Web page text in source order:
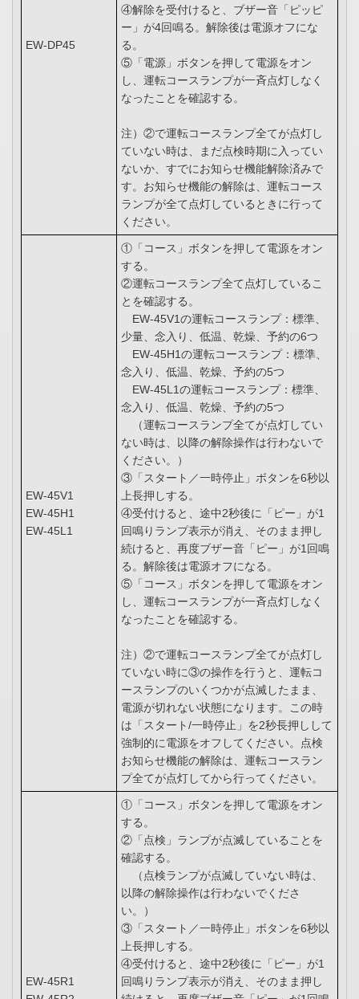
EW-DP45
④解除を受付けると、ブザー音「ピッピ
ー」が4回鳴る。解除後は電源オフにな
る。
⑤「電源」ボタンを押して電源をオン
し、運転コースランプが一斉点灯しなく
なったことを確認する。
注）②で運転コースランプ全てが点灯し
ていない時は、まだ点検時期に入ってい
ないか、すでにお知らせ機能解除済みで
す。お知らせ機能の解除は、運転コース
ランプが全て点灯しているときに行って
ください。
EW-45V1
EW-45H1
EW-45L1
①「コース」ボタンを押して電源をオン
する。
②運転コースランプ全て点灯しているこ
とを確認する。
EW-45V1の運転コースランプ：標準、
少量、念入り、低温、乾燥、予約の6つ
EW-45H1の運転コースランプ：標準、
念入り、低温、乾燥、予約の5つ
EW-45L1の運転コースランプ：標準、
念入り、低温、乾燥、予約の5つ
（運転コースランプ全てが点灯してい
ない時は、以降の解除操作は行わないで
ください。）
③「スタート／一時停止」ボタンを6秒以
上長押しする。
④受付けると、途中2秒後に「ピー」が1
回鳴りランプ表示が消え、そのまま押し
続けると、再度ブザー音「ピー」が1回鳴
る。解除後は電源オフになる。
⑤「コース」ボタンを押して電源をオン
し、運転コースランプが一斉点灯しなく
なったことを確認する。
注）②で運転コースランプ全てが点灯し
ていない時に③の操作を行うと、運転コ
ースランプのいくつかが点滅したまま、
電源が切れない状態になります。この時
は「スタート/一時停止」を2秒長押しして
強制的に電源をオフしてください。点検
お知らせ機能の解除は、運転コースラン
プ全てが点灯してから行ってください。
EW-45R1
①「コース」ボタンを押して電源をオン
する。
②「点検」ランプが点滅していることを
確認する。
（点検ランプが点滅していない時は、
以降の解除操作は行わないでくださ
い。）
③「スタート／一時停止」ボタンを6秒以
上長押しする。
④受付けると、途中2秒後に「ピー」が1
回鳴りランプ表示が消え、そのまま押し